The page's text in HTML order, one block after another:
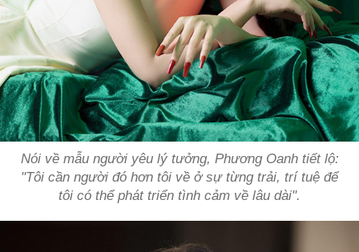
Nói về mẫu người yêu lý tưởng, Phương Oanh tiết lộ:
"Tôi cần người đó hơn tôi về ở sự từng trải, trí tuệ để
tôi có thể phát triển tình cảm về lâu dài".